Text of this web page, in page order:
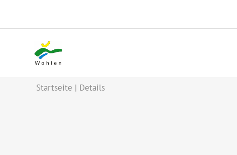
Startseite Details